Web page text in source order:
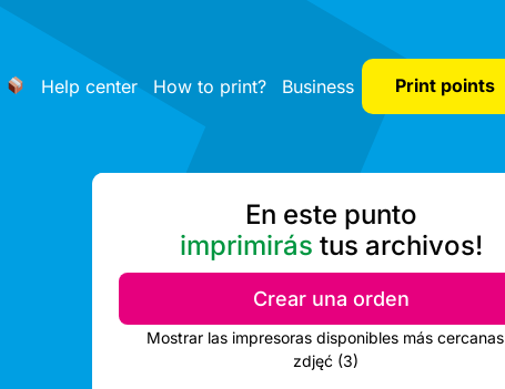
Help center How to print? Business Print points
En este punto
imprimirás tus archivos!
Crear una orden
Mostrar las impresoras disponibles más cercanas
zdjęć (3)